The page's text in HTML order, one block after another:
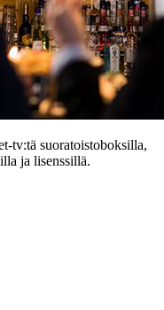
tv:tä suoratoistoboksilla,
ja lisenssillä.